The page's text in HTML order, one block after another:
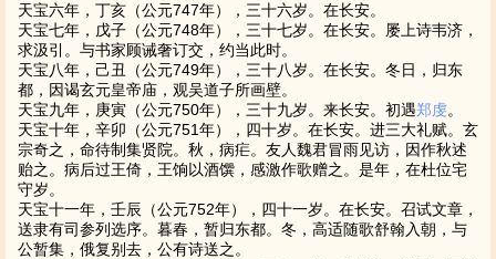
天宝六年，丁亥（公元747年），三十六岁。在长安。
天宝七年，戊子（公元748年），三十七岁。在长安。屡上诗韦济，
求汲引。与书家顾诫奢订交，约当此时。
天宝八年，己丑（公元749年），三十八岁。在长安。冬日，归东
都，因谒玄元皇帝庙，观吴道子所画壁。
天宝九年，庚寅（公元750年），三十九岁。来长安。初遇郑虔。
天宝十年，辛卯（公元751年），四十岁。在长安。进三大礼赋。玄
宗奇之，命待制集贤院。秋，病疟。友人魏君冒雨见访，因作秋述
贻之。病后过王倚，王饷以酒馔，感激作歌赠之。是年，在杜位宅
守岁。
天宝十一年，壬辰（公元752年），四十一岁。在长安。召试文章，
送隶有司参列选序。暮春，暂归东都。冬，高适随歌舒翰入朝，与
公暂集，俄复别去，公有诗送之。